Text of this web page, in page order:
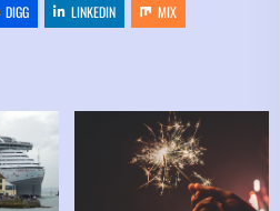
DIGG LINKEDIN MIX